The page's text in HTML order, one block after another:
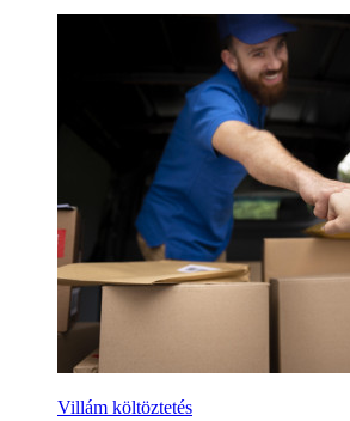
Villám költöztetés